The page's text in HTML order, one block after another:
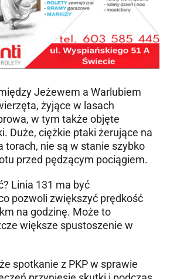
Jeżewem a Warlubiem
żyjące w lasach
w tym także objęte
Duże, ciężkie ptaki żerujące na
torach, nie są w stanie szybko
przed pędzącym pociągiem.
Linia 131 ma być
pozwoli zwiększyć prędkość
na godzinę. Może to
większe spustoszenie w
spotkanie z PKP w sprawie